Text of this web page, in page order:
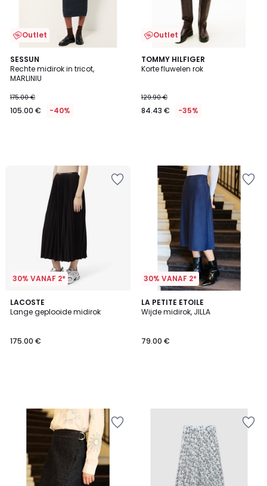
Outlet
SESSUN
Rechte midirok in tricot,
MARLINIU
175.00 €
105.00 € -40%
Outlet
TOMMY HILFIGER
Korte fluwelen rok
129.90 €
84.43 € -35%
30% VANAF 2*
LACOSTE
Lange geplooide midirok
175.00 €
30% VANAF 2*
LA PETITE ETOILE
Wijde midirok, JILLA
79.00 €